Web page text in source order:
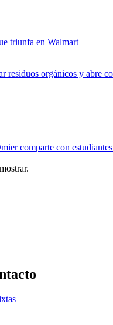
triunfa en Walmart
residuos orgánicos y abre
comparte con